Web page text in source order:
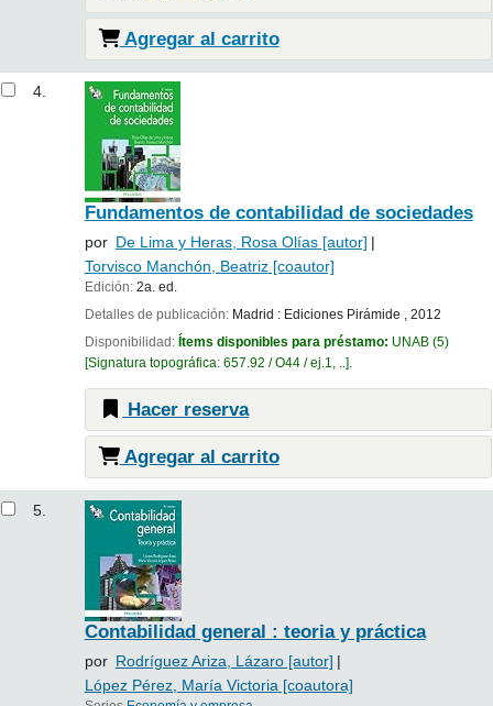
Agregar al carrito
4.
Fundamentos de contabilidad de sociedades
por De Lima y Heras, Rosa Olías[autor]
Torvisco Manchón, Beatriz[coautor]
Edición: 2a. ed.
Detalles de publicación: Madrid : Ediciones Pirámide , 2012
Disponibilidad: Ítems disponibles para préstamo: UNAB(5)
Signatura topográfica: 657.92 / O44 / ej.1, .. .
Hacer reserva
Agregar al carrito
5.
Contabilidad general : teoria y práctica
por Rodríguez Ariza, Lázaro[autor]
López Pérez, María Victoria [coautora]